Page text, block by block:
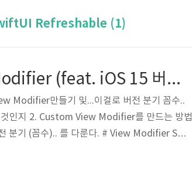
Refreshable (1)
SwiftUI ) Custom View Modifier (feat. iOS 15 버전 분기하기)
Modifier만들기 및...이걸로 버전 분기 꼼수..
인지 2. Custom View Modifier를 만드는 방법
기 (꼼수).. 를 다룬다. # View Modifier Swif
이 modifier를 적용하면 View의 원래 값의 다